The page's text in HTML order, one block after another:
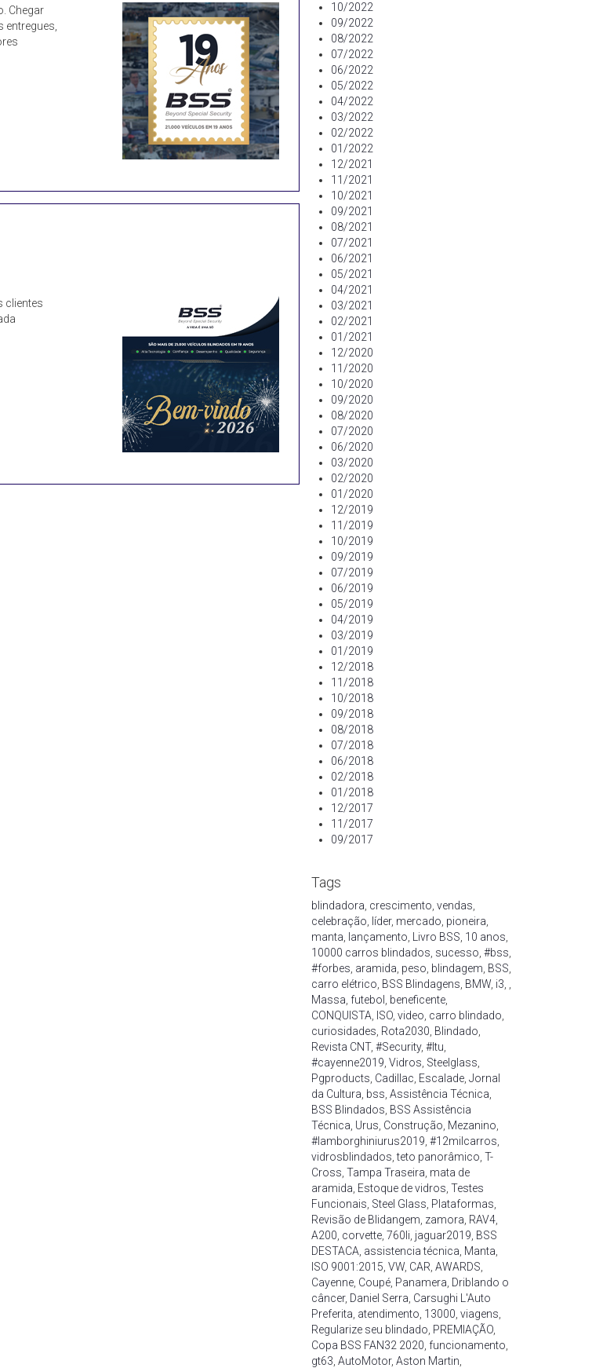
Chegar
clientes
10/2022
09/2022
08/2022
07/2022
06/2022
05/2022
04/2022
03/2022
02/2022
01/2022
12/2021
11/2021
10/2021
09/2021
08/2021
07/2021
06/2021
05/2021
04/2021
03/2021
02/2021
01/2021
12/2020
11/2020
10/2020
09/2020
08/2020
07/2020
06/2020
03/2020
02/2020
01/2020
12/2019
11/2019
10/2019
09/2019
07/2019
06/2019
05/2019
04/2019
03/2019
01/2019
12/2018
11/2018
10/2018
09/2018
08/2018
07/2018
06/2018
02/2018
01/2018
12/2017
11/2017
09/2017
Tags
blindadora crescimento vendas
celebração
líder, mercado pioneira
manta
lançamento Livro BSS 10 anos
10000 carros blindados sucesso #bss
#forbes aramida peso blindagem BSS
carro elétrico BSS Blindagens BMW i3
Massa futebol beneficente
CONQUISTA
ISO video carro blindado
curiosidades Rota2030 Blindado
Revista CNT, #Security, #Itu
#cayenne2019 Vidros Steelglass
Pgproducts Cadillac Escalade Jornal
da Cultura bss Assistência Técnica
BSS Blindados BSS Assistência
Técnica Urus Construção Mezanino
#lamborghiniurus2019 #12milcarros
vidrosblindados ,teto panorâmico T-
Cross Tampa Traseira mata de
aramida Estoque de vidros Testes
Funcionais Steel Glass Plataformas
Revisão de Blidangem zamora RAV4
A200 corvette 760li jaguar2019 BSS
DESTACA assistencia técnica Manta
ISO 9001:2015 VW CAR AWARDS
Cayenne Coupé Panamera Driblando o
câncer, Daniel Serra Carsughi L'Auto
Preferita atendimento 13000 viagens
Regularize seu blindado PREMIAÇÃO
Copa BSS FAN32 2020 funcionamento
gt63 AutoMotor, Aston Martin